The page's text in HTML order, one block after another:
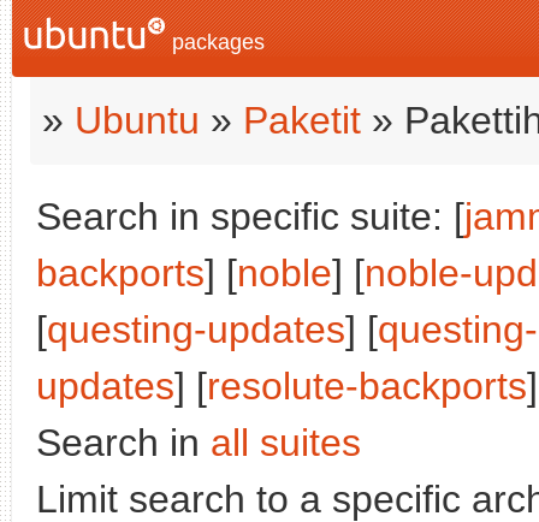
packages
» Ubuntu » Paketit »
Search in specific suite: [
backports] [noble] [noble-
[questing-updates] [
updates] [resolute-backports
Search in all suites
Limit search to a specific